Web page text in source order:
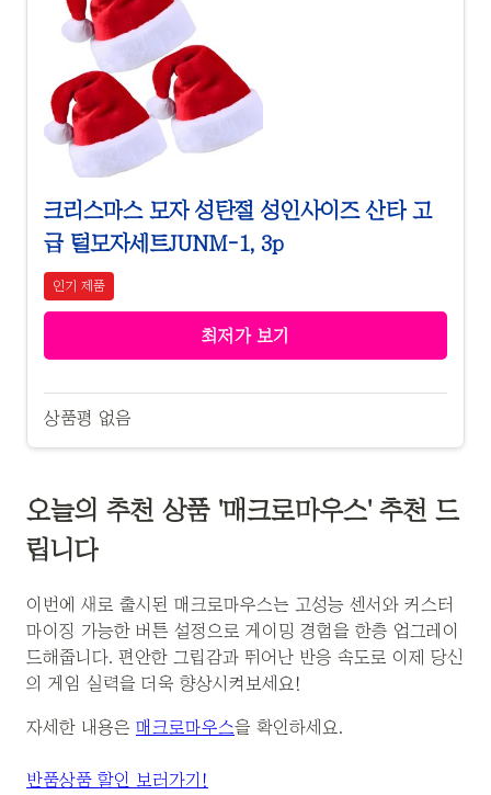
크리스마스 모자 성탄절 성인사이즈 산타 고
급 털모자세트JUNM-1, 3p
인기 제품
최저가 보기
상품평 없음
오늘의 추천 상품 '매크로마우스' 추천 드
립니다
이번에 새로 출시된 매크로마우스는 고성능 센서와 커스터
마이징 가능한 버튼 설정으로 게이밍 경험을 한층 업그레이
드해줍니다. 편안한 그립감과 뛰어난 반응 속도로 이제 당신
의 게임 실력을 더욱 향상시켜보세요!
자세한 내용은 매크로마우스을 확인하세요.
반품상품 할인 보러가기!